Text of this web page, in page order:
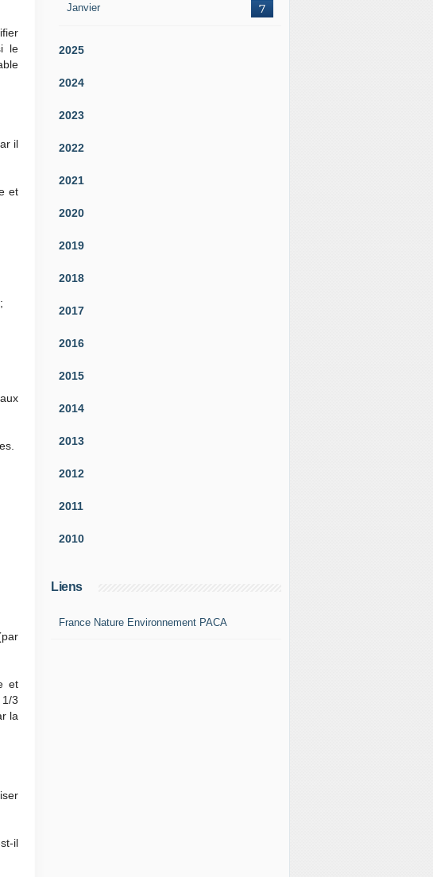
le
il
et
et
3
la
il
Janvier 7
2025
2024
2023
2022
2021
2020
2019
2018
2017
2016
2015
2014
2013
2012
2011
2010
Liens
France Nature Environnement PACA